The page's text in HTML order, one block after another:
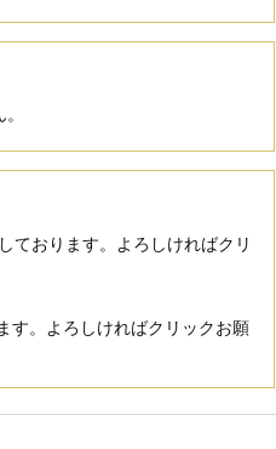
ております。よろしければクリ
す。よろしければクリックお願